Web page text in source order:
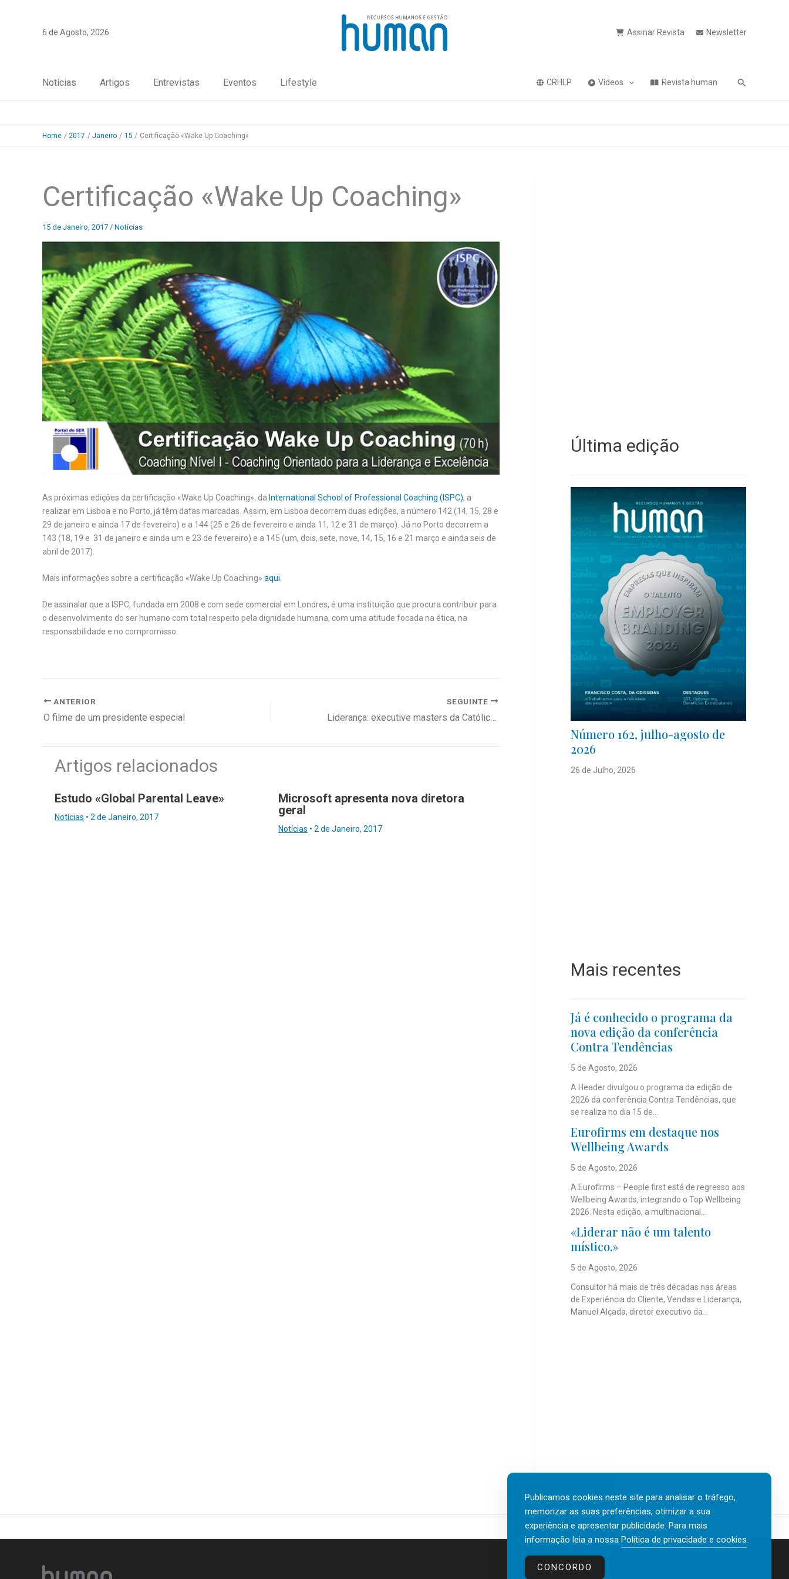
6 de Agosto, 2026 Assinar Revista Newsletter
Notícias Artigos Entrevistas Eventos Lifestyle CRHLP Vídeos Revista human Pesquisa
Home 2017 Janeiro 15 Certificação «Wake Up Coaching»
Certificação «Wake Up Coaching»
15 de Janeiro, 2017 / Notícias
As próximas edições da certificação «Wake Up Coaching», da International School of Professional Coaching (ISPC), a
realizar em Lisboa e no Porto, já têm datas marcadas. Assim, em Lisboa decorrem duas edições, a número 142 (14, 15, 28 e
29 de janeiro e ainda 17 de fevereiro) e a 144 (25 e 26 de fevereiro e ainda 11, 12 e 31 de março). Já no Porto decorrem a
143 (18, 19 e 31 de janeiro e ainda um e 23 de fevereiro) e a 145 (um, dois, sete, nove, 14, 15, 16 e 21 março e ainda seis de
abril de 2017).
Mais informações sobre a certificação «Wake Up Coaching» aqui
De assinalar que a ISPC, fundada em 2008 e com sede comercial em Londres, é uma instituição que procura contribuir para
o desenvolvimento do ser humano com total respeito pela dignidade humana, com uma atitude focada na ética, na
responsabilidade e no compromisso.
ANTERIOR
O filme de um presidente especial
SEGUINTE
Liderança: executive masters da Católica-Lisbon
Artigos relacionados
Estudo «Global Parental Leave»
Notícias • 2 de Janeiro, 2017
Microsoft apresenta nova diretora
geral
Notícias • 2 de Janeiro, 2017
Última edição
Número 162, julho-agosto de
2026
26 de Julho, 2026
Mais recentes
Já é conhecido o programa da
nova edição da conferência
Contra Tendências
5 de Agosto, 2026
A Header divulgou o programa da edição de
2026 da conferência Contra Tendências, que
se realiza no dia 15 de...
Eurofirms em destaque nos
Wellbeing Awards
5 de Agosto, 2026
A Eurofirms – People first está de regresso aos
Wellbeing Awards, integrando o Top Wellbeing
2026. Nesta edição, a multinacional...
«Liderar não é um talento
místico.»
5 de Agosto, 2026
Consultor há mais de três décadas nas áreas
de Experiência do Cliente, Vendas e Liderança,
Manuel Alçada, diretor executivo da...
Contactos
Publicamos cookies neste site para analisar o tráfego,
memorizar as suas preferências, otimizar a sua
experiência e apresentar publicidade. Para mais
informação leia a nossa Política de privacidade e cookies.
CONCORDO